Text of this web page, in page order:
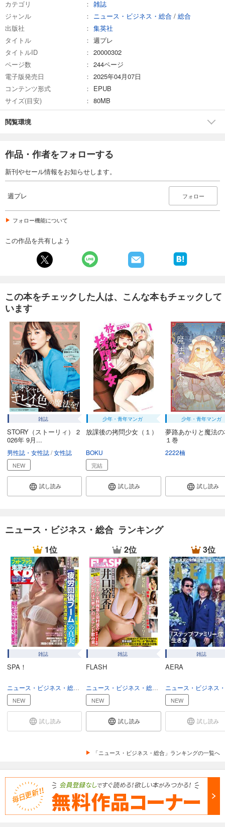
試し読み
あらすじを表示する
週プレ 2026年4月13日号No.15
あらすじを表示する
あらすじを表示する
カート
あらすじを表示する
週プレ 2026年3月16日号No.11
週プレ 2026年3月9日号No.9＆10
589円 (税込)
カート
試し読み
あらすじを表示する
週プレ 2026年2月23日号No.8
カート
あらすじを表示する
週プレ 2026年2月16日号No.7
550円 (税込)
あらすじを表示する
週プレ 2026年2月9日号No.6
550円 (税込)
カート
試し読み
あらすじを表示する
週プレ 2026年2月2日号No.5
550円 (税込)
カート
週プレ 2026年1月26日号No.3＆4
569円 (税込)
あらすじを表示する
週プレ 2026年1月12日号No.1＆2
550円 (税込)
カート
カテゴリ
雑誌
ジャンル
ニュース・ビジネス・総合 / 総合
出版社
集英社
タイトル
週プレ
タイトルID
20000302
ページ数
244ページ
電子版発売日
2025年04月07日
コンテンツ形式
EPUB
サイズ(目安)
80MB
閲覧環境
作品・作者をフォローする
新刊やセール情報をお知らせします。
週プレ フォロー
フォロー機能について
この作品を共有しよう
この本をチェックした人は、こんな本もチェックして
います
雑誌
STORY（ストーリィ） 2
026年 9月...
男性誌・女性誌 女性誌
NEW
試し読み
少年・青年マンガ
放課後の拷問少女（１）
BOKU
完結
試し読み
少年・青年マンガ
夢路あかりと魔法
１巻
2222楠
試し読み
ニュース・ビジネス・総合 ランキング
1位
雑誌
SPA！
総合
NEW
試し読み
2位
雑誌
FLASH
総合
NEW
試し読み
3位
雑誌
AERA
NEW
試し読み
「ニュース・ビジネス・総合」ランキングの一覧へ